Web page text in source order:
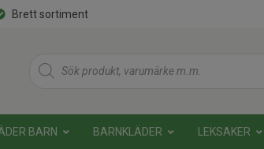
Brett sortiment
Products
search
BARN BARNKLÄDER LEKSAKER